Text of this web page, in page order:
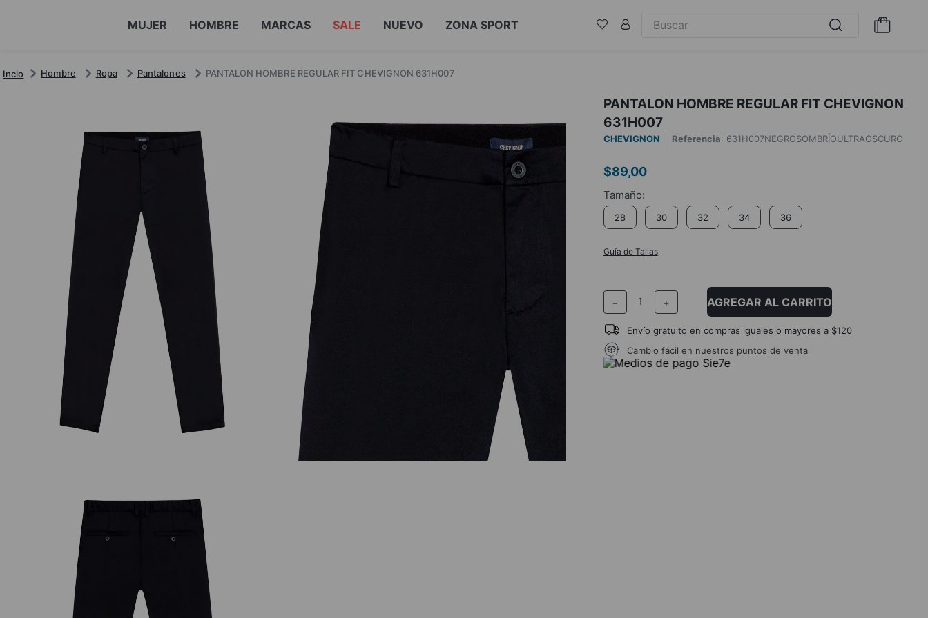
MUJER HOMBRE MARCAS SALE NUEVO ZONA SPORT
Hombre Ropa Pantalones PANTALON HOMBRE REGULAR FIT CHEVIGNON 631H007
PANTALON HOMBRE REGULAR FIT CHEVIGNON
631H007
CHEVIGNON Referencia: 631H007NEGROSOMBRÍOULTRAOSCURO
$89,00
28 30 32 34 36
Guía de Tallas
＋
－ AGREGAR AL CARRITO
Envío gratuito en compras iguales o mayores a $120
Cambio fácil en nuestros puntos de venta